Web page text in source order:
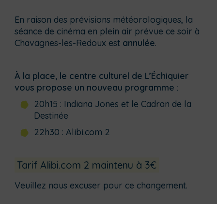
En raison des prévisions météorologiques, la
séance de cinéma en plein air prévue ce soir à
Chavagnes-les-Redoux est annulée.
À la place, le centre culturel de L’Échiquier
vous propose un nouveau programme :
20h15 : Indiana Jones et le Cadran de la
Destinée
22h30 : Alibi.com 2
Tarif Alibi.com 2 maintenu à 3€
Veuillez nous excuser pour ce changement.